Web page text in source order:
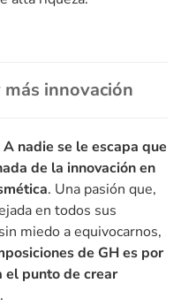
innovación
A nadie se le escapa que
de la innovación en
. Una pasión que,
en todos sus
miedo a equivocarnos,
de GH es por
el punto de crear
.